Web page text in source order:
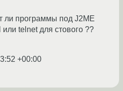
ли программы под J2ME
telnet для стового ??
+00:00